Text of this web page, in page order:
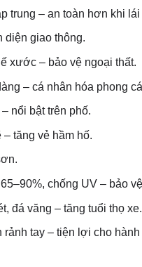
trung – an toàn hơn khi lái
diện giao thông.
xước – bảo vệ ngoại thất.
– cá nhân hóa phong
nổi bật trên phố.
tăng vẻ hầm hố.
chống UV – bảo
đá văng – tăng tuổi thọ xe.
rảnh tay – tiện lợi cho hành